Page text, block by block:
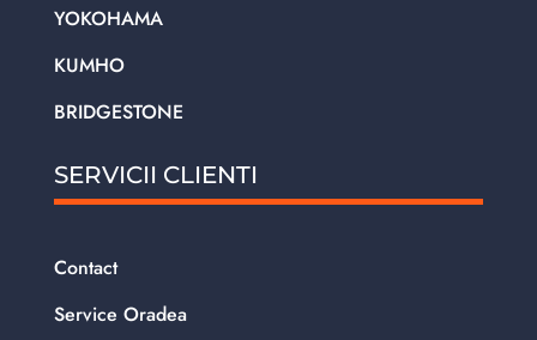
YOKOHAMA
KUMHO
BRIDGESTONE
SERVICII CLIENTI
Contact
Service Oradea